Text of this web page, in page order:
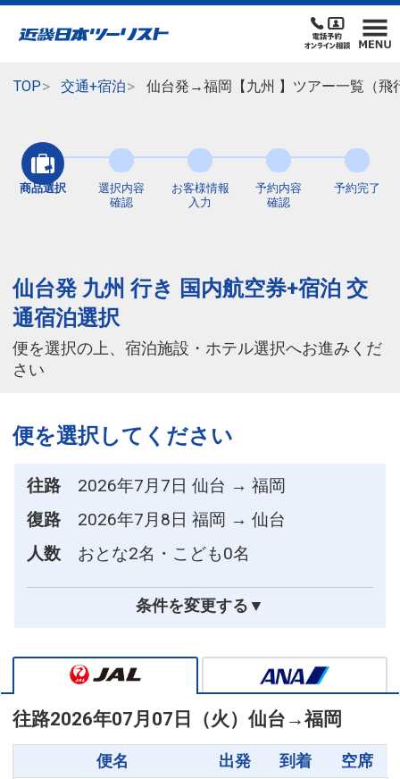
TOP 交通+宿泊 仙台発→福岡【九州 】ツアー一覧（飛
商品選択
選択内容
確認
お客様情報
入力
予約内容
確認
予約完了
仙台発 九州 行き 国内航空券+宿泊 交
通宿泊選択
便を選択の上、宿泊施設・ホテル選択へお進みくだ
さい
便を選択してください
往路
2026年7月7日 仙台 → 福岡
復路
2026年7月8日 福岡 → 仙台
人数
おとな2名・こども0名
条件を変更する▼
往路2026年07月07日（火） 仙台 →福岡
便名 出発 到着 空席